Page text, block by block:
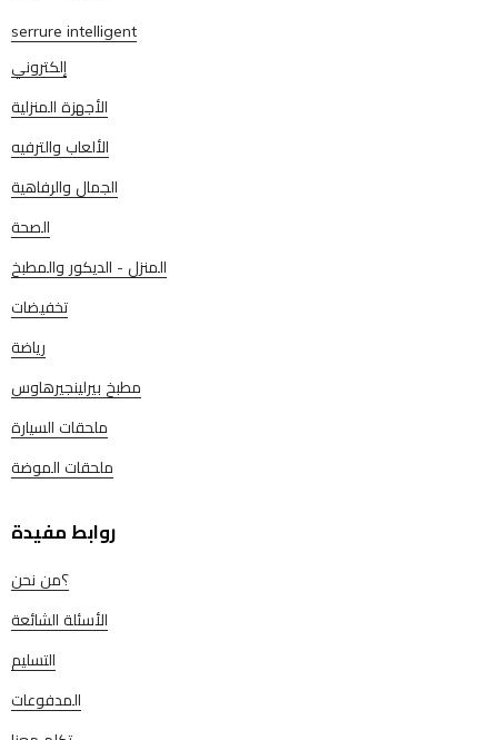
serrure intelligent
إلكتروني
الأجهزة المنزلية
الألعاب والترفيه
الجمال والرفاهية
الصحة
المنزل - الديكور والمطبخ
تخفيضات
رياضة
مطبخ بيرلينجيرهاوس
ملحقات السيارة
ملحقات الموضة
روابط مفيدة
؟من نحن
الأسئلة الشائعة
التسليم
المدفوعات